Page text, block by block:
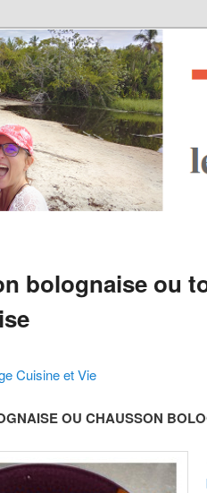
bolognaise ou
Cuisine et Vie
OU CHAUSSON